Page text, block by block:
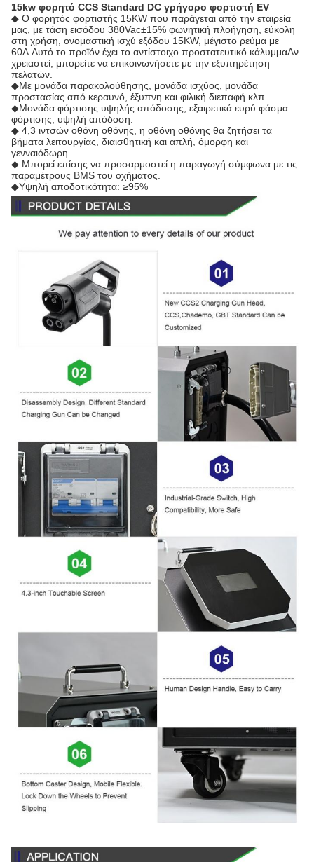
15kw φορητό CCS Standard DC γρήγορο φορτιστή EV
◆ Ο φορητός φορτιστής 15KW που παράγεται από την εταιρεία
μας, με τάση εισόδου 380Vac±15% φωνητική πλοήγηση, εύκολη
στη χρήση, ονομαστική ισχύ εξόδου 15KW, μέγιστο ρεύμα με
60A.Αυτό το προϊόν έχει το αντίστοιχο προστατευτικό κάλυμμαΑν
χρειαστεί, μπορείτε να επικοινωνήσετε με την εξυπηρέτηση
πελατών.
◆Με μονάδα παρακολούθησης, μονάδα ισχύος, μονάδα
προστασίας από κεραυνό, έξυπνη και φιλική διεπαφή κλπ.
◆Μονάδα φόρτισης υψηλής απόδοσης, εξαιρετικά ευρύ φάσμα
φόρτισης, υψηλή απόδοση.
◆ 4,3 ιντσών οθόνη οθόνης, η οθόνη οθόνης θα ζητήσει τα
βήματα λειτουργίας, διαισθητική και απλή, όμορφη και
γενναιόδωρη.
◆ Μπορεί επίσης να προσαρμοστεί η παραγωγή σύμφωνα με τις
παραμέτρους BMS του οχήματος.
◆Υψηλή αποδοτικότητα: ≥95%